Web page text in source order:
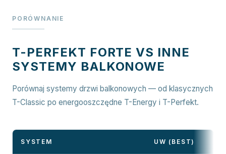
PORÓWNANIE
T-PERFEKT FORTE VS INNE
SYSTEMY BALKONOWE
Porównaj systemy drzwi balkonowych — od klasycznych
T-Classic po energooszczędne T-Energy i T-Perfekt.
SYSTEM UW (BEST)